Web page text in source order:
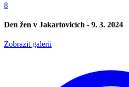
8
Den žen v Jakartovicích - 9. 3. 2024
Zobrazit galerii